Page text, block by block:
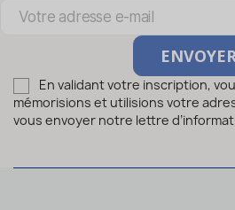
En validant votre inscription,
mémorisions et utilisions votre
vous envoyer notre lettre